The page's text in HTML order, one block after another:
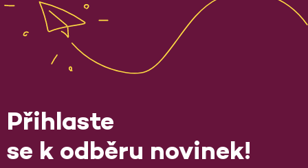
Přihlaste
se k odběru novinek!